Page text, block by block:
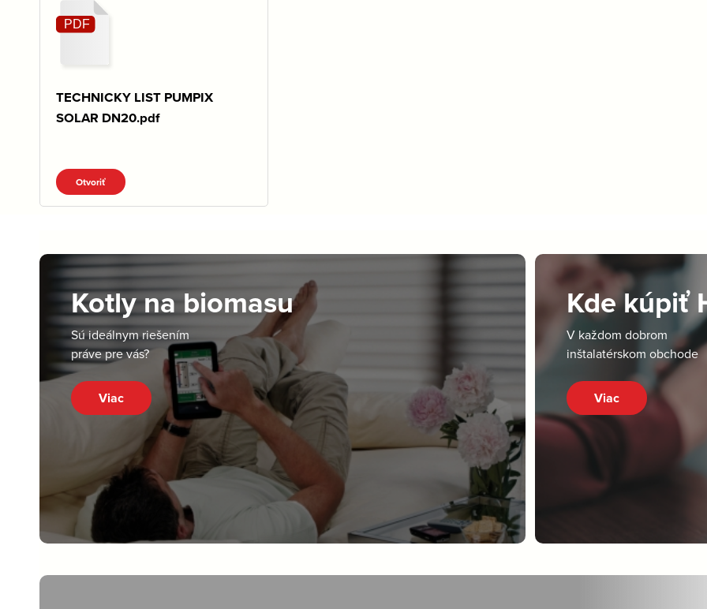
TECHNICKY LIST PUMPIX
SOLAR DN20.pdf
Otvoriť
Kotly na biomasu
Sú ideálnym riešením
práve pre vás?
Viac
Kde kúpiť
V každom dobrom
inštalatérskom obchode
Viac